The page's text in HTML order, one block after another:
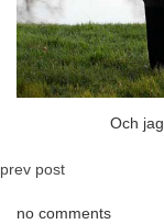
Och
prev post
no comments